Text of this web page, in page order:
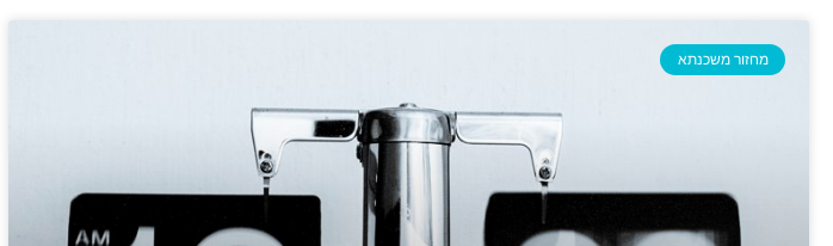
מחזור משכנתא